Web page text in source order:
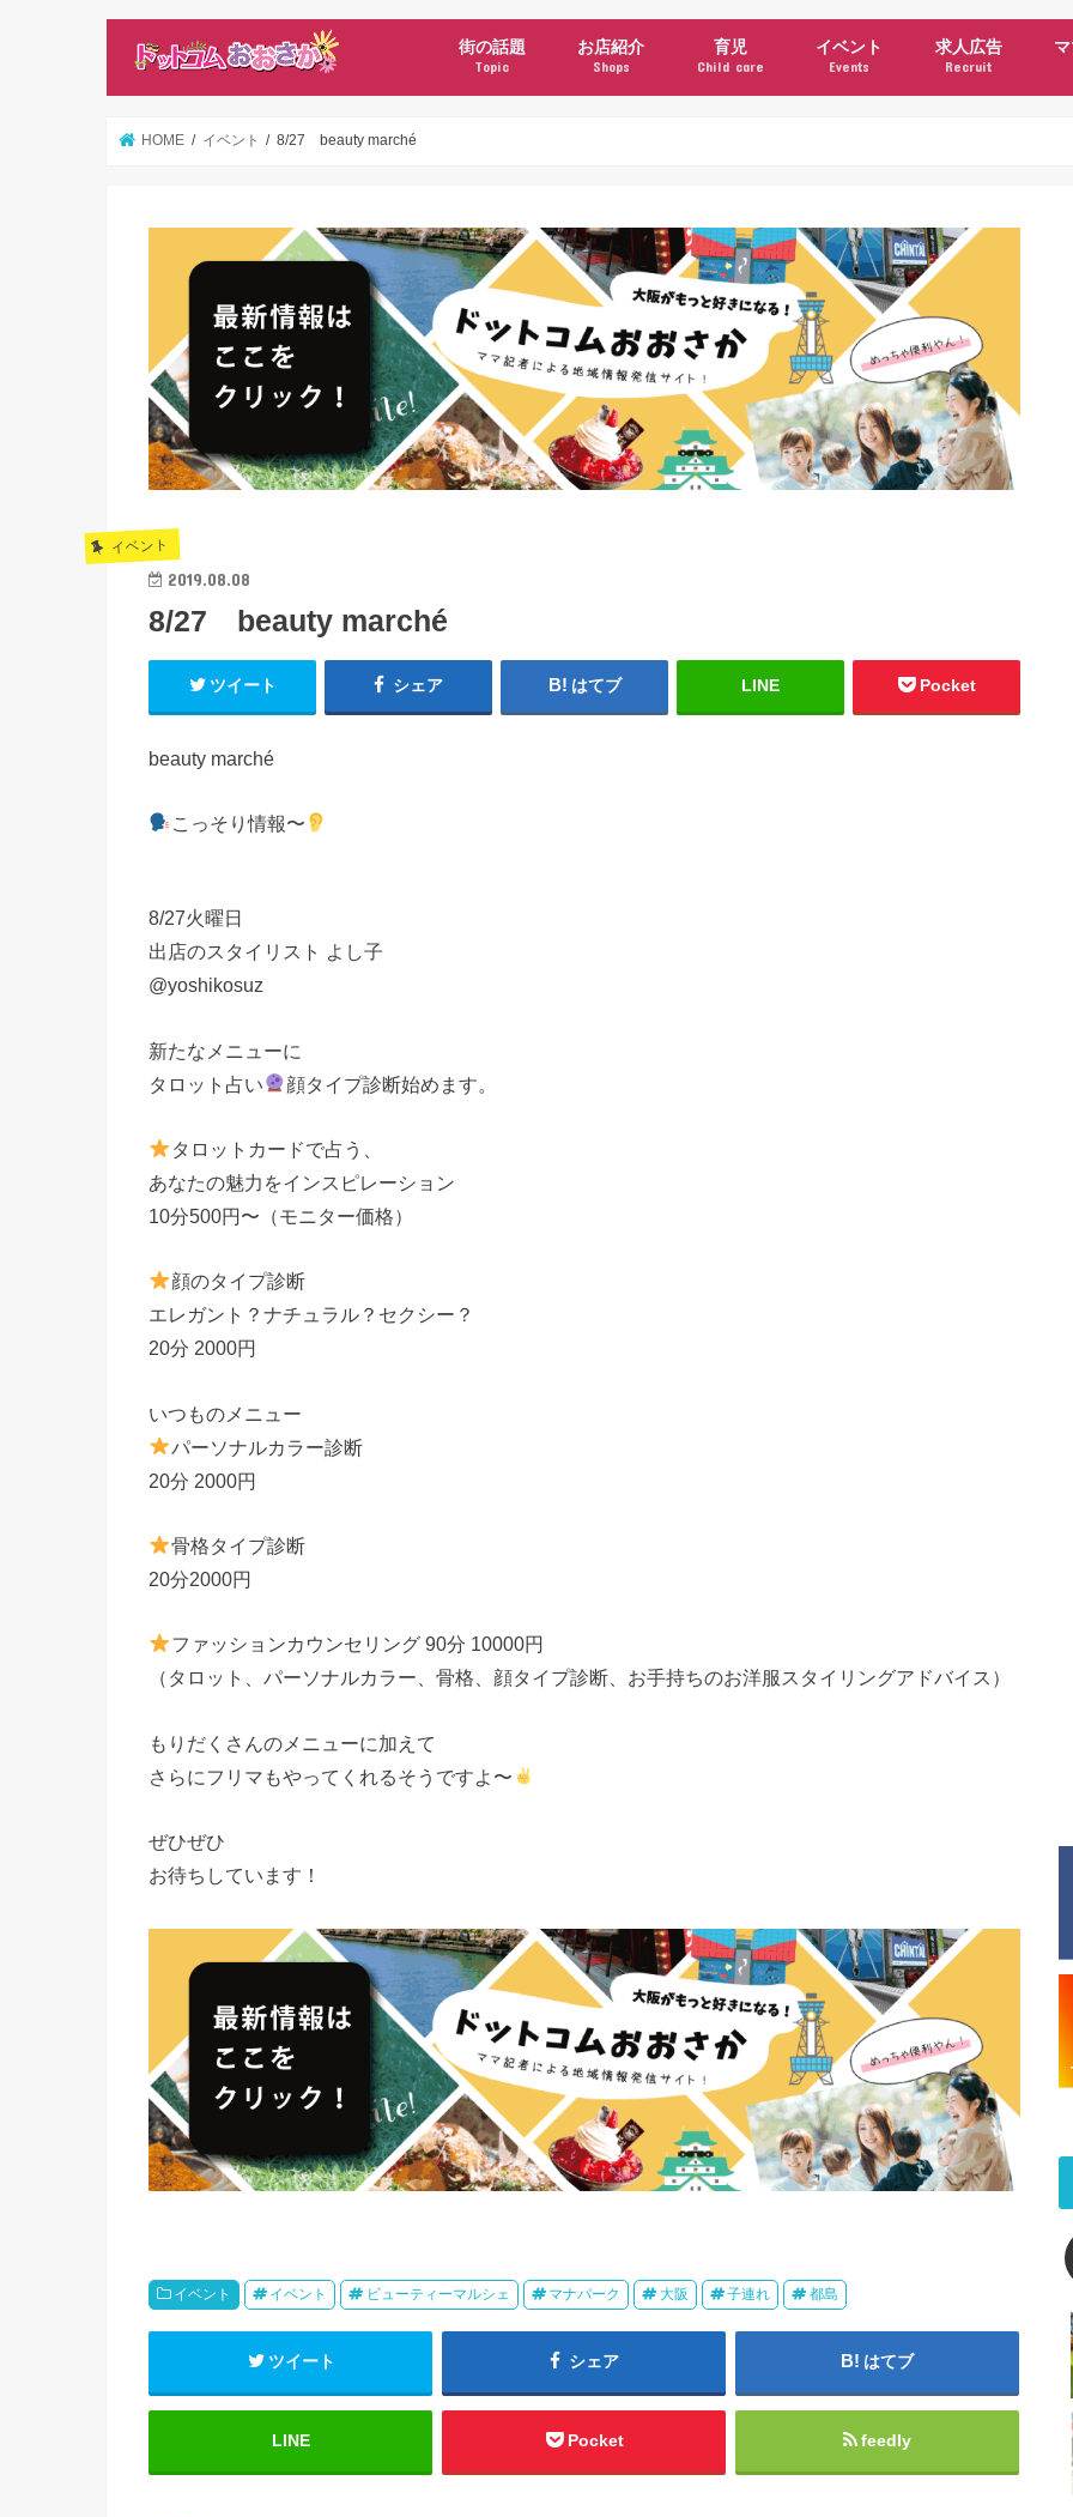
街の話題
Topic
お店紹介
Shops
育児
Child care
イベント
Events
求人広告
Recruit
HOME イベント 8/27 beauty marché
イベント
2019.08.08
8/27 beauty marché
ツイート シェア はてブ LINE Pocket
beauty marché
こっそり情報〜
8/27火曜日
出店のスタイリスト よし子
@yoshikosuz
新たなメニューに
タロット占い
顔タイプ診断始めます。
タロットカードで占う、
あなたの魅力をインスピレーション
10分500円〜（モニター価格）
顔のタイプ診断
エレガント？ナチュラル？セクシー？
20分 2000円
いつものメニュー
パーソナルカラー診断
20分 2000円
骨格タイプ診断
20分2000円
ファッションカウンセリング 90分 10000円
（タロット、パーソナルカラー、骨格、顔タイプ診断、お手持ちのお洋服スタイリングアドバイス）
もりだくさんのメニューに加えて
さらにフリマもやってくれるそうですよ〜
ぜひぜひ
お待ちしています！
イベント イベント ビューティーマルシェ マナパーク 大阪 子連れ 都島
ツイート シェア はてブ
LINE Pocket feedly